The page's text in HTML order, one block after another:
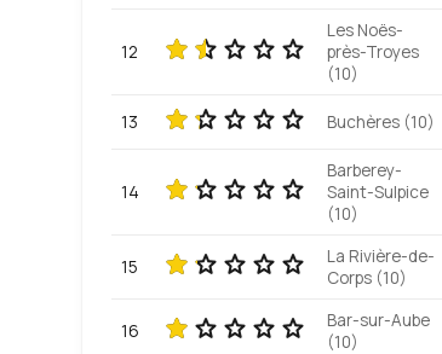
12
Les Noës-
près-Troyes
(10)
13 Buchères (10)
14
Barberey-
Saint-Sulpice
(10)
15
La Rivière-de-
Corps (10)
16
Bar-sur-Aube
(10)